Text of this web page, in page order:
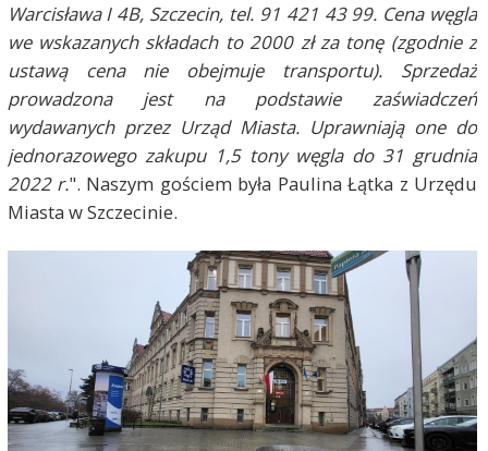
Warcisława I 4B, Szczecin, tel. 91 421 43 99. Cena węgla
we wskazanych składach to 2000 zł za tonę (zgodnie z
ustawą cena nie obejmuje transportu). Sprzedaż
prowadzona jest na podstawie zaświadczeń
wydawanych przez Urząd Miasta. Uprawniają one do
jednorazowego zakupu 1,5 tony węgla do 31 grudnia
2022 r.". Naszym gościem była Paulina Łątka z Urzędu
Miasta w Szczecinie.